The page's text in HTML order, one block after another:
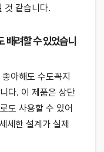
것 같습니다.
배려할 수 있었습니
아해도 수도꼭지
다. 이 제품은 상단
도 사용할 수 있어
세한 설계가 실제